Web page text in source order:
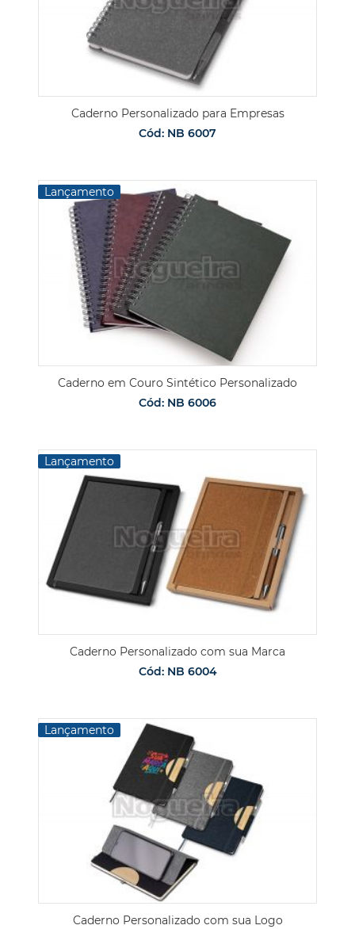
Caderno Personalizado para Empresas
Cód: NB 6007
Lançamento
Caderno em Couro Sintético Personalizado
Cód: NB 6006
Lançamento
Caderno Personalizado com sua Marca
Cód: NB 6004
Lançamento
Caderno Personalizado com sua Logo